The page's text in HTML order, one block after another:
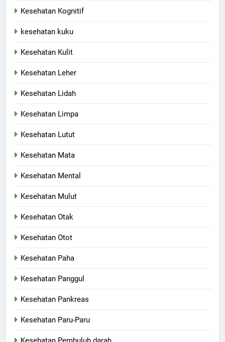
Kesehatan Kognitif
kesehatan kuku
Kesehatan Kulit
Kesehatan Leher
Kesehatan Lidah
Kesehatan Limpa
Kesehatan Lutut
Kesehatan Mata
Kesehatan Mental
Kesehatan Mulut
Kesehatan Otak
Kesehatan Otot
Kesehatan Paha
Kesehatan Panggul
Kesehatan Pankreas
Kesehatan Paru-Paru